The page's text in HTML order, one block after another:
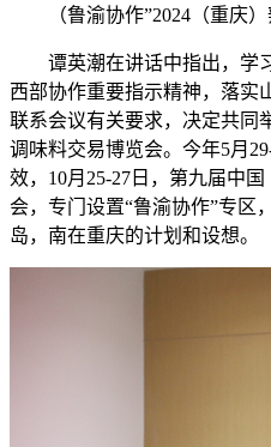
（鲁渝协作”2024（重庆）
谭英潮在讲话中指出，学
西部协作重要指示精神，落实
联系会议有关要求，决定共同
调味料交易博览会。今年5月
效，10月25-27日，第九届中
会，专门设置“鲁渝协作”专区
岛，南在重庆的计划和设想。